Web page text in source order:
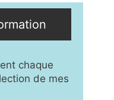
chaque
de mes